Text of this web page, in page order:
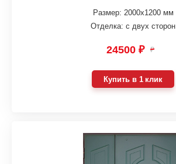
Размер: 2000х1200 мм
Отделка: с двух сторон
24500 ₽ ₽
Купить в 1 клик